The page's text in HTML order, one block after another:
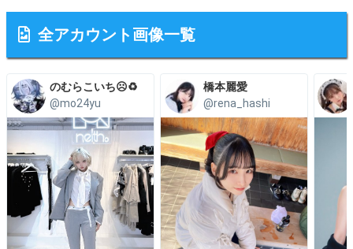
全アカウント画像一覧
のむらこいち☹️♻️
@mo24yu
橋本麗愛
@rena_hashi